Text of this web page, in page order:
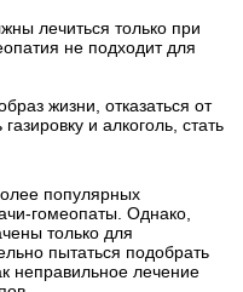
лечиться только при
не подходит для
жизни, отказаться от
и алкоголь, стать
популярных
гомеопаты. Однако,
только для
пытаться подобрать
неправильное лечение